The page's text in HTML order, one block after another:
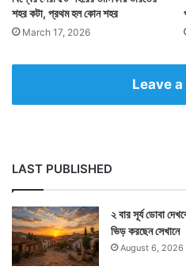
শহর কটা, প্রথম হল কোন শহর
March 17, 2026
Leave
LAST PUBLISHED
২ বার সূর্য ডোবা
ভিড় করছেন সেখানে
August 6, 2026